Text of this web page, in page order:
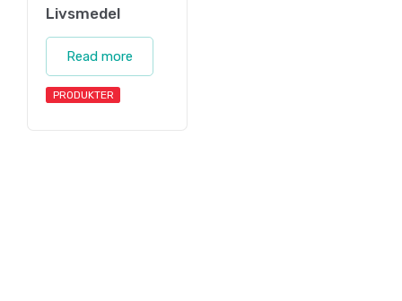
Livsmedel
Read more
PRODUKTER